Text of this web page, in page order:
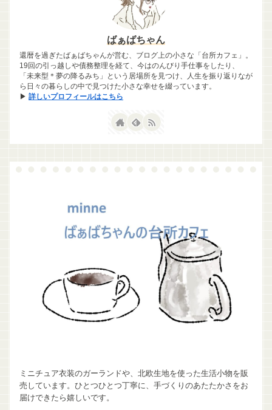
ばぁばちゃん
還暦を過ぎたばぁばちゃんが営む、ブログ上の小さな「台所カフェ」。
19回の引っ越しや債務整理を経て、今はのんびり手仕事をしたり、
「未来型＊夢の降るみち」という居場所を見つけ、人生を振り返りなが
ら日々の暮らしの中で見つけた小さな幸せを綴っています。
▶ 詳しいプロフィールはこちら
ミニチュア衣装のガーランドや、北欧生地を使った生活小物を販
売しています。ひとつひとつ丁寧に、手づくりのあたたかさをお
届けできたら嬉しいです。